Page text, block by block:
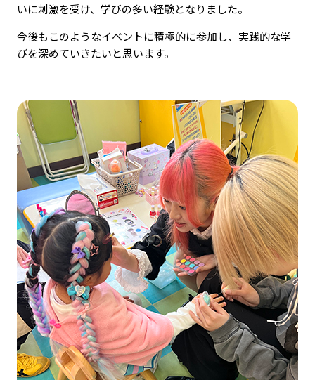
いに刺激を受け、学びの多い経験となりました。
今後もこのようなイベントに積極的に参加し、実践的な学
びを深めていきたいと思います。